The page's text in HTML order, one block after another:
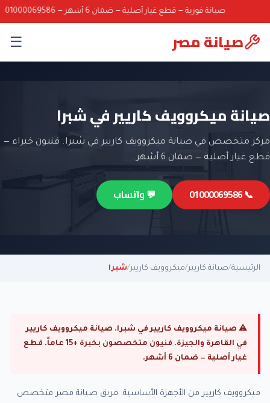
صيانة فورية — قطع غيار أصلية — ضمان 6 أشهر — 01000069586
صيانة مصر ☰
صيانة ميكروويف كاريير في شبرا
مركز متخصص في صيانة ميكروويف كاريير في شبرا. فنيون خبراء —
قطع غيار أصلية — ضمان 6 أشهر.
📞 01000069586 💬 واتساب
الرئيسية/صيانة كاريير/ميكروويف كاريير/شبرا
⚠ صيانة ميكروويف كاريير في شبرا. صيانة ميكروويف كاريير
في القاهرة والجيزة. فنيون متخصصون بخبرة +15 عاماً. قطع
غيار أصلية — ضمان 6 أشهر.
ميكروويف كاريير من الأجهزة الأساسية. فريق صيانة مصر متخصص